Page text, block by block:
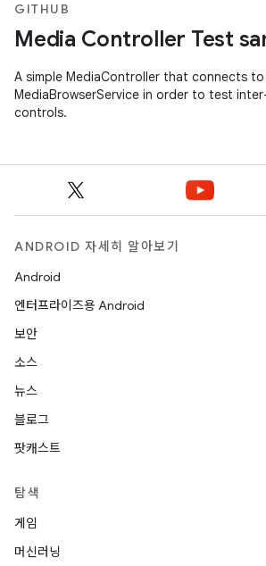
GITHUB
Media Controller Test
A simple MediaController that connects to
MediaBrowserService in order to test
controls.
ANDROID 자세히 알아보기
Android
엔터프라이즈용 Android
보안
소스
뉴스
블로그
팟캐스트
탐색
게임
머신러닝